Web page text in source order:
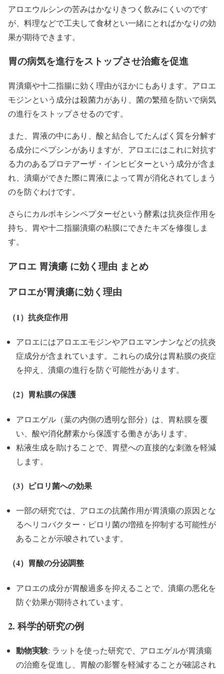
アロエウルシンの苦みはかなりきつく飲みにくいのです
が、料理などで工夫して食材とい一緒にとればかなりの効
果が期待できます。
胃の病気を進行をストップさせ治癒を促進
胃潰瘍や十二指腸に効く理由がほかにもあります。アロエ
モジンという成分は殺菌力があり、菌の繁殖を防いで病気
の進行をストップさせるのです。
また、胃液の中にあり、酸と結合してたんぱく質を分解す
る成分にペプシンがありますが、アロエにはこれに対抗す
る力のあるプロテアーザ・インヒビターという成分が含ま
れ、潰瘍ができた際に胃液によって胃が消化されてしまう
のを防ぐわけです。
さらにカルボキシンペプターゼという酵素は抗炎症作用を
持ち、胃や十二指腸潰瘍の粘膜にできたキズを修復しま
す。
アロエ 胃潰瘍 に効く理由 まとめ
アロエが胃潰瘍に効く理由
（1）抗炎症作用
アロエにはアロエエモジンやアロエマンナンなどの抗炎
症成分が含まれています。これらの成分は胃粘膜の炎症
を抑え、潰瘍の進行を防ぐ可能性があります。
（2）胃粘膜の保護
アロエゲル（葉の内側の透明な部分）は、胃粘膜を覆
い、酸や消化酵素から保護する働きがあります。
粘液生成を助けることで、胃壁への直接的な刺激を軽減
します。
（3）ピロリ菌への効果
一部の研究では、アロエの抗菌作用が胃潰瘍の原因とな
るヘリコバクター・ピロリ菌の増殖を抑制する可能性が
あることが示唆されています。
（4）胃酸の分泌調整
アロエの成分が胃酸過多を抑えることで、潰瘍の悪化を
防ぐ効果が期待されています。
2. 科学的研究の例
動物実験: ラットを使った研究で、アロエゲルが胃潰瘍
の治癒を促進し、胃酸の影響を軽減することが確認され